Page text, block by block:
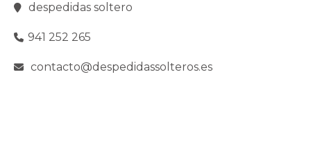
despedidas soltero
941 252 265
contacto@despedidassolteros.es